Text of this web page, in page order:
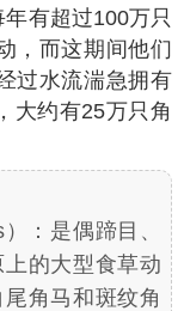
有超过100万只
，而这期间他们
过水流湍急拥有
大约有25万只角
）：是偶蹄目、
的大型食草动
角马和斑纹角